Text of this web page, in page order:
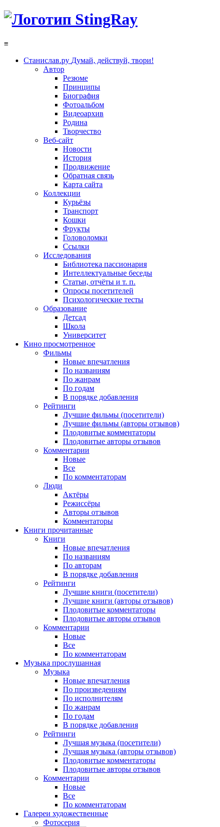
≡
Станислав.ру Думай, действуй, твори!
Автор
Резюме
Принципы
Биография
Фотоальбом
Видеоархив
Родина
Творчество
Веб-сайт
Новости
История
Продвижение
Обратная связь
Карта сайта
Коллекции
Курьёзы
Транспорт
Кошки
Фрукты
Головоломки
Ссылки
Исследования
Библиотека пассионария
Интеллектуальные беседы
Статьи, отчёты и т. п.
Опросы посетителей
Психологические тесты
Образование
Детсад
Школа
Университет
Кино просмотренное
Фильмы
Новые впечатления
По названиям
По жанрам
По годам
В порядке добавления
Рейтинги
Лучшие фильмы (посетители)
Лучшие фильмы (авторы отзывов)
Плодовитые комментаторы
Плодовитые авторы отзывов
Комментарии
Новые
Все
По комментаторам
Люди
Актёры
Режиссёры
Авторы отзывов
Комментаторы
Книги прочитанные
Книги
Новые впечатления
По названиям
По авторам
В порядке добавления
Рейтинги
Лучшие книги (посетители)
Лучшие книги (авторы отзывов)
Плодовитые комментаторы
Плодовитые авторы отзывов
Комментарии
Новые
Все
По комментаторам
Музыка прослушанная
Музыка
Новые впечатления
По произведениям
По исполнителям
По жанрам
По годам
В порядке добавления
Рейтинги
Лучшая музыка (посетители)
Лучшая музыка (авторы отзывов)
Плодовитые комментаторы
Плодовитые авторы отзывов
Комментарии
Новые
Все
По комментаторам
Галереи художественные
Фотосерия